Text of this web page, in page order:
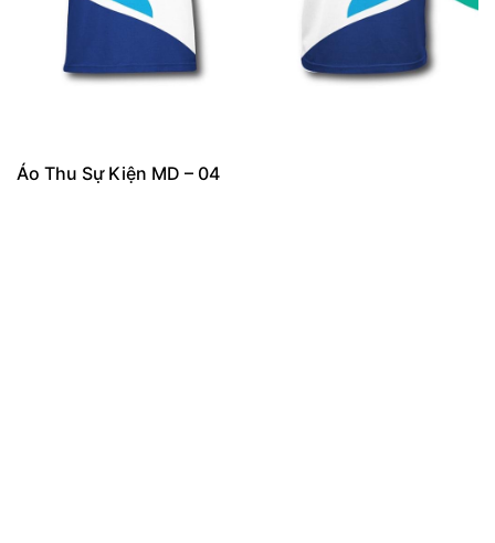
Áo Thu Sự Kiện MD – 04